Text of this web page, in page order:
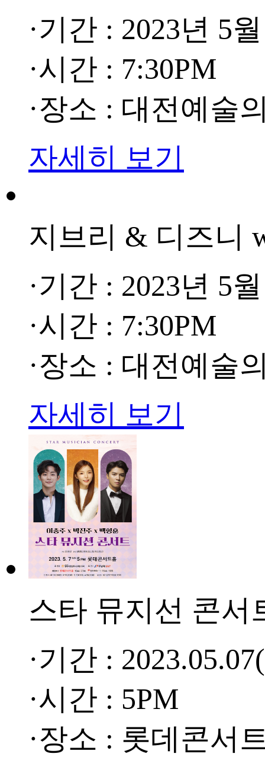
·기간 : 2023년 5
·시간 : 7:30PM
·장소 : 대전예술
자세히 보기
지브리 & 디즈니
·기간 : 2023년 5
·시간 : 7:30PM
·장소 : 대전예술
자세히 보기
스타 뮤지선 콘서
·기간 :
·시간 : 5PM
·장소 : 롯데콘서